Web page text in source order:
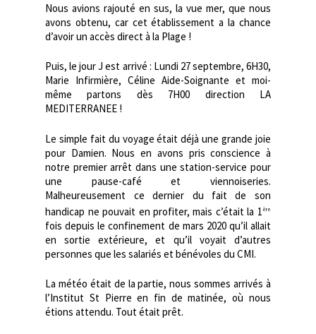
Nous avions rajouté en sus, la vue mer, que nous
avons obtenu, car cet établissement a la chance
d’avoir un accès direct à la Plage !
Puis, le jour J est arrivé : Lundi 27 septembre, 6H30,
Marie Infirmière, Céline Aide-Soignante et moi-
même partons dès 7H00 direction LA
MEDITERRANEE !
Le simple fait du voyage était déjà une grande joie
pour Damien. Nous en avons pris conscience à
notre premier arrêt dans une station-service pour
une pause-café et viennoiseries.
Malheureusement ce dernier du fait de son
handicap ne pouvait en profiter, mais c’était la 1 ère
fois depuis le confinement de mars 2020 qu’il allait
en sortie extérieure, et qu’il voyait d’autres
personnes que les salariés et bénévoles du CMI.
La météo était de la partie, nous sommes arrivés à
l’Institut St Pierre en fin de matinée, où nous
étions attendu. Tout était prêt.